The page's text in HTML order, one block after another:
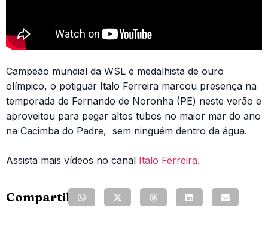
Campeão mundial da WSL e medalhista de ouro
olímpico, o potiguar Italo Ferreira marcou presença na
temporada de Fernando de Noronha (PE) neste verão e
aproveitou para pegar altos tubos no maior mar do ano
na Cacimba do Padre, sem ninguém dentro da água.
Assista mais vídeos no canal Italo Ferreira.
Compartilhe: